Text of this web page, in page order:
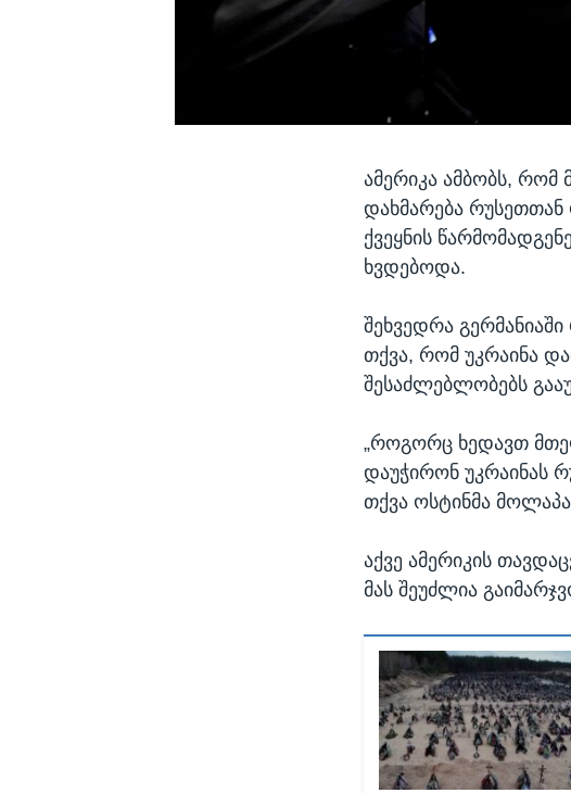
ამერიკა ამბობს,
დახმარება რუსეთთან
ქვეყნის
ხვდებოდა.
შეხვედრა
თქვა, რომ უკრაინა
შესაძლებლობებს
„როგორც ხედავთ
დაუჭირონ უკრაინას
თქვა ოსტინმა
აქვე ამერიკის
მას შეუძლია